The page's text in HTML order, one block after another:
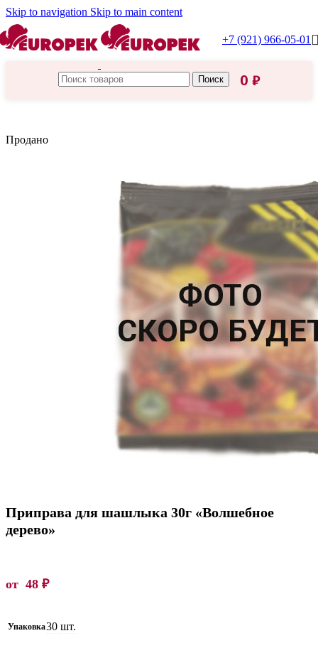
Skip to navigation Skip to main content
+7 (921) 966-05-01
Поиск 0 ₽
Продано
Приправа для шашлыка 30г «Волшебное
дерево»
от 48 ₽
Упаковка30 шт.